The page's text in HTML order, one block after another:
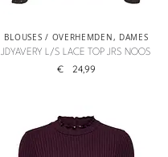
BLOUSES / OVERHEMDEN, DAMES
JDYAVERY L/S LACE TOP JRS NOOS
€ 24,99